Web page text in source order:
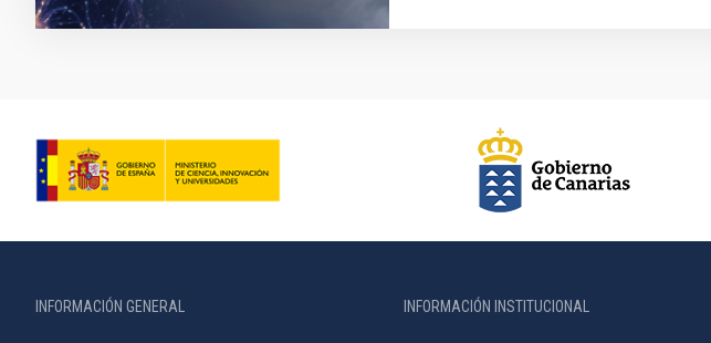
INFORMACIÓN GENERAL INFORMACIÓN INSTITUCIONAL